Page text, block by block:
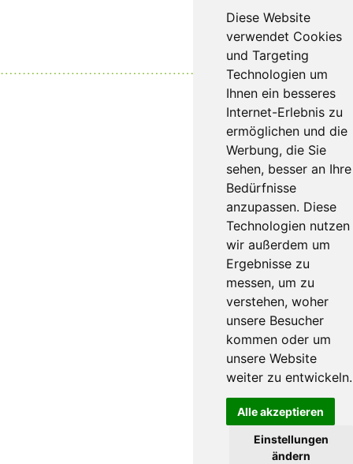
Diese Website
verwendet Cookies
und Targeting
Technologien um
Ihnen ein besseres
Internet-Erlebnis zu
ermöglichen und die
Werbung, die Sie
sehen, besser an Ihre
Bedürfnisse
anzupassen. Diese
Technologien nutzen
wir außerdem um
Ergebnisse zu
messen, um zu
verstehen, woher
unsere Besucher
kommen oder um
unsere Website
weiter zu entwickeln.
Alle akzeptieren
Einstellungen
ändern
Datenschutz |Impressum